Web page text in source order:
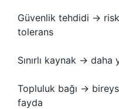
Güvenlik tehdidi →
tolerans
Sınırlı kaynak →
Topluluk bağı →
fayda